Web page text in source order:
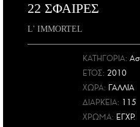
22 ΣΦΑΙΡΕΣ
L' IMMORTEL
ΚΑΤΗΓΟΡΙΑ:
ΕΤΟΣ: 2010
ΧΩΡΑ: ΓΑΛΛΙΑ
ΔΙΑΡΚΕΙΑ: 115
ΧΡΩΜΑ: ΕΓΧΡ.